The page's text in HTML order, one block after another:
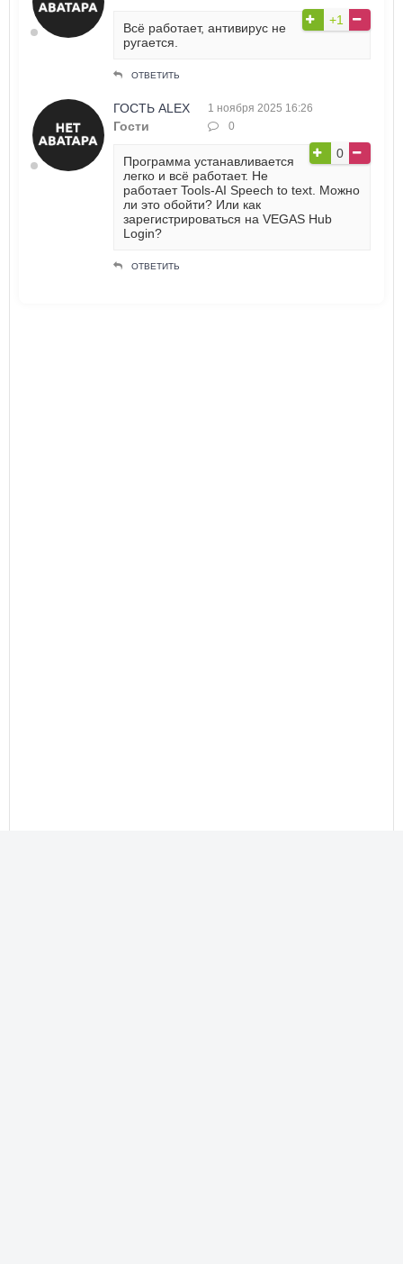
+1
Всё работает, антивирус не
ругается.
ОТВЕТИТЬ
ГОСТЬ ALEX
Гости
1 ноября 2025 16:26
0
0
Программа устанавливается
легко и всё работает. Не
работает Tools-AI Speech to text. Можно
ли это обойти? Или как
зарегистрироваться на VEGAS Hub
Login?
ОТВЕТИТЬ